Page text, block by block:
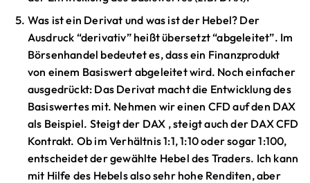
Was ist ein Derivat und was ist der Hebel? Der
Ausdruck “derivativ” heißt übersetzt “abgeleitet”. Im
Börsenhandel bedeutet es, dass ein Finanzprodukt
von einem Basiswert abgeleitet wird. Noch einfacher
ausgedrückt: Das Derivat macht die Entwicklung des
Basiswertes mit. Nehmen wir einen CFD auf den DAX
als Beispiel. Steigt der DAX , steigt auch der DAX CFD
Kontrakt. Ob im Verhältnis 1:1, 1:10 oder sogar 1:100,
entscheidet der gewählte Hebel des Traders. Ich kann
mit Hilfe des Hebels also sehr hohe Renditen, aber